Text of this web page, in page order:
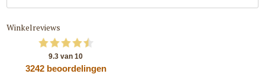
Winkelreviews